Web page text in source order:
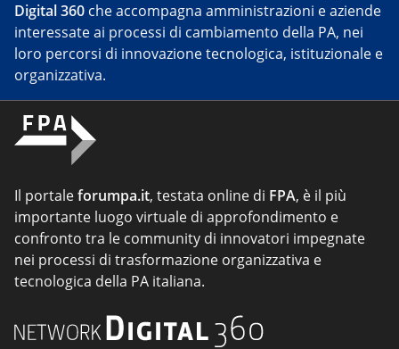
Digital 360 che accompagna amministrazioni e aziende
interessate ai processi di cambiamento della PA, nei
loro percorsi di innovazione tecnologica, istituzionale e
organizzativa.
Il portaleforumpa.it, testata online di FPA, è il più
importante luogo virtuale di approfondimento e
confronto tra le community di innovatori impegnate
nei processi di trasformazione organizzativa e
tecnologica della PA italiana.